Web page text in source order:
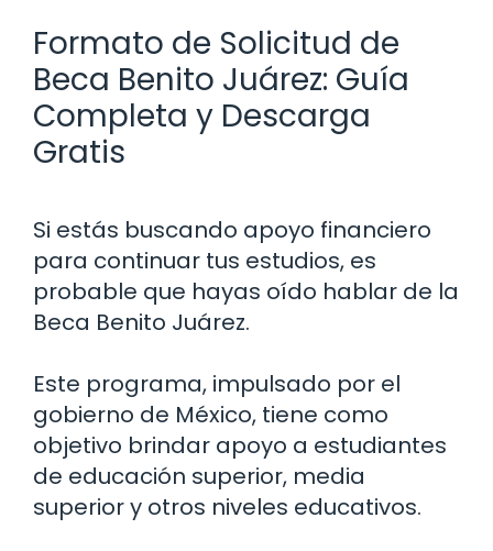
Formato de Solicitud de
Beca Benito Juárez: Guía
Completa y Descarga
Gratis
Si estás buscando apoyo financiero
para continuar tus estudios, es
probable que hayas oído hablar de la
Beca Benito Juárez.
Este programa, impulsado por el
gobierno de México, tiene como
objetivo brindar apoyo a estudiantes
de educación superior, media
superior y otros niveles educativos.